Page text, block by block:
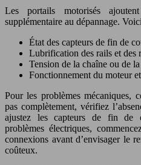
Les portails motorisés
supplémentaire au dépannage.
État des capteurs de fin de
Lubrification des rails et des
Tension de la chaîne ou de
Fonctionnement du moteur
Pour les problèmes mécaniques,
pas complètement, vérifiez
ajustez les capteurs de fin de
problèmes électriques,
connexions avant d’envisager le
coûteux.